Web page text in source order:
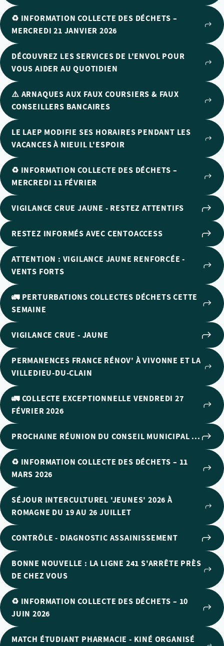
♻️ INFORMATION COLLECTE DES DÉCHETS –
MERCREDI 21 JANVIER 2026
DÉCOUVREZ LES SERVICES DE L'ENVOL POUR
VOUS AIDER AU QUOTIDIEN
⚠️ ARNAQUES AUX FAUX COURSIERS & FAUX
CONSEILLERS BANCAIRES
LE LAEP MODIFIE SES HORAIRES PENDANT LES
VACANCES À NIEUIL L'ESPOIR
♻️ INFORMATION COLLECTE DES DÉCHETS –
MERCREDI 11 FÉVRIER
VIGILANCE CRUE JAUNE - RESTEZ ATTENTIFS
RESTEZ INFORMÉS AVEC CENTOACCESS
ATTENTION : VIGILANCE JAUNE RENFORCÉE -
VENTS FORTS
🚛 PERTURBATIONS COLLECTES DÉCHETS CETTE
SEMAINE
VIGILANCE CRUE - JAUNE
PERMANENCES FRANCE RÉNOV' À VIVONNE ET LA
VILLEDIEU-DU-CLAIN
🚛 COLLECTE EXCEPTIONNELLE VENDREDI 27
FÉVRIER 2026
PROCHAINE RÉUNION DU CONSEIL MUNICIPAL ...
♻️ INFORMATION COLLECTE DES DÉCHETS – 11
MARS 2026
SÉJOUR INTERCULTUREL 'JEUNES' 2026 À
ROMAGNE DU 19 AU 26 JUILLET
CONTRÔLE - DIAGNOSTIC ASSAINISSEMENT
BONNE NOUVELLE : LA LIGNE 241 S'ARRÊTE PRÈS
DE CHEZ VOUS
♻️ INFORMATION COLLECTE DES DÉCHETS – 10
JUIN 2026
MATCH ÉTUDIANT PHARMACIE - KINÉ ORGANISÉ